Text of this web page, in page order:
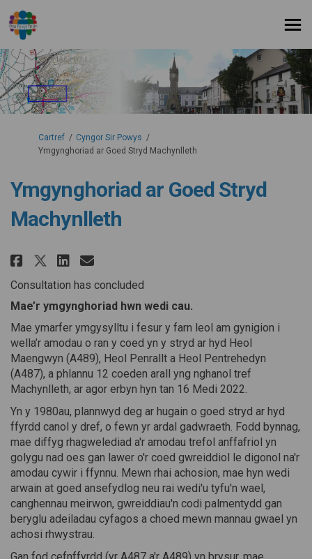
Rydych yma:
Cartref
Cyngor Sir Powys
Ymgynghoriad ar Goed Stryd Machynlleth
Ymgynghoriad ar Goed Stryd
Machynlleth
Rhannu Ymgynghoriad ar
Rhannu Ymgynghoriad ar
Rhannu Ymgynghoriad ar
E-bost Ymgynghoriad
Consultation has concluded
Mae’r ymgynghoriad hwn wedi cau.
Mae ymarfer ymgysylltu i fesur y farn leol am gynigion i
wella’r amodau o ran y coed yn y stryd ar hyd Heol
Maengwyn (A489), Heol Penrallt a Heol Pentrehedyn
(A487), a phlannu 12 coeden arall yng nghanol tref
Machynlleth, ar agor erbyn hyn tan 16 Medi 2022.
Yn y 1980au, plannwyd deg ar hugain o goed stryd ar hyd
ffyrdd canol y dref, o fewn yr ardal gadwraeth. Fodd bynnag,
mae diffyg rhagwelediad a'r amodau trefol anffafriol yn
golygu nad oes gan lawer o'r coed gwreiddiol le digonol na'r
amodau cywir i ffynnu. Mewn rhai achosion, mae hyn wedi
arwain at goed ansefydlog neu rai wedi'u tyfu'n wael,
canghennau meirwon, gwreiddiau'n codi palmentydd gan
beryglu adeiladau cyfagos a choed mewn mannau gwael yn
achosi rhwystrau.